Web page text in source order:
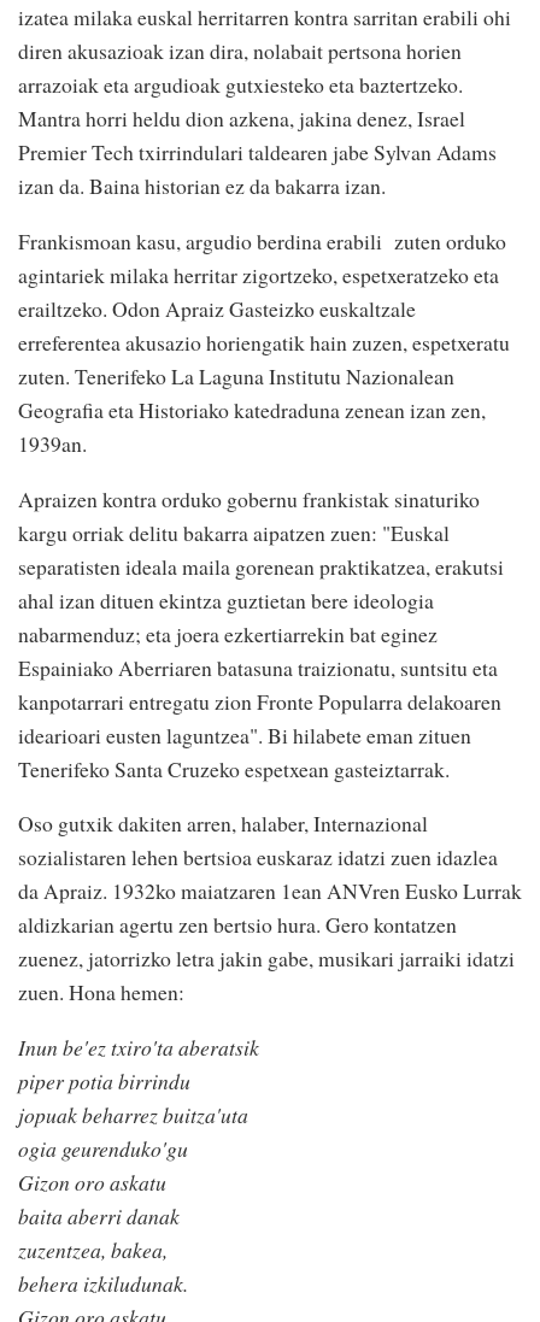
izatea milaka euskal herritarren kontra sarritan erabili ohi
diren akusazioak izan dira, nolabait pertsona horien
arrazoiak eta argudioak gutxiesteko eta baztertzeko.
Mantra horri heldu dion azkena, jakina denez, Israel
Premier Tech txirrindulari taldearen jabe Sylvan Adams
izan da. Baina historian ez da bakarra izan.
Frankismoan kasu, argudio berdina erabili zuten orduko
agintariek milaka herritar zigortzeko, espetxeratzeko eta
erailtzeko. Odon Apraiz Gasteizko euskaltzale
erreferentea akusazio horiengatik hain zuzen, espetxeratu
zuten. Tenerifeko La Laguna Institutu Nazionalean
Geografia eta Historiako katedraduna zenean izan zen,
1939an.
Apraizen kontra orduko gobernu frankistak sinaturiko
kargu orriak delitu bakarra aipatzen zuen: "Euskal
separatisten ideala maila gorenean praktikatzea, erakutsi
ahal izan dituen ekintza guztietan bere ideologia
nabarmenduz; eta joera ezkertiarrekin bat eginez
Espainiako Aberriaren batasuna traizionatu, suntsitu eta
kanpotarrari entregatu zion Fronte Popularra delakoaren
idearioari eusten laguntzea". Bi hilabete eman zituen
Tenerifeko Santa Cruzeko espetxean gasteiztarrak.
Oso gutxik dakiten arren, halaber, Internazional
sozialistaren lehen bertsioa euskaraz idatzi zuen idazlea
da Apraiz. 1932ko maiatzaren 1ean ANVren Eusko Lurrak
aldizkarian agertu zen bertsio hura. Gero kontatzen
zuenez, jatorrizko letra jakin gabe, musikari jarraiki idatzi
zuen. Hona hemen:
Inun be'ez txiro'ta aberatsik
piper potia birrindu
jopuak beharrez buitza'uta
ogia geurenduko'gu
Gizon oro askatu
baita aberri danak
zuzentzea, bakea,
behera izkiludunak.